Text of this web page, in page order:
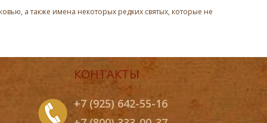
а также имена некоторых редких святых, которые не
КОНТАКТЫ
+7 (925) 642-55-16